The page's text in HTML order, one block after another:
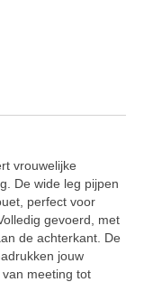
vrouwelijke
De wide leg pijpen
perfect voor
gevoerd, met
de achterkant. De
jouw
meeting tot